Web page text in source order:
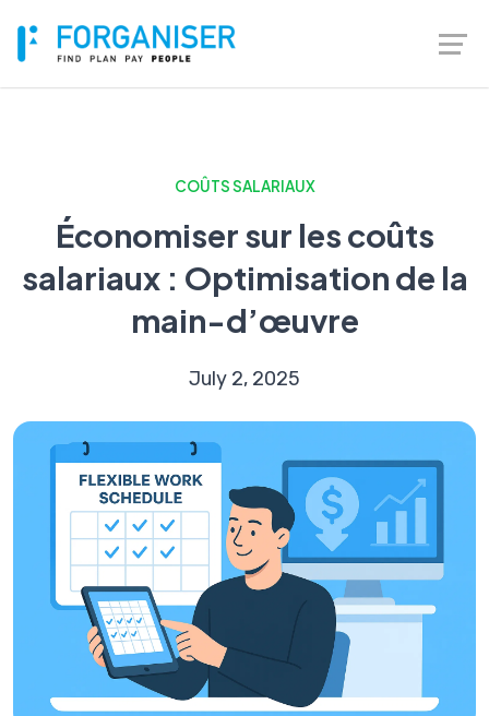
COÛTS SALARIAUX
Économiser sur les coûts
salariaux : Optimisation de la
main-d’œuvre
July 2, 2025